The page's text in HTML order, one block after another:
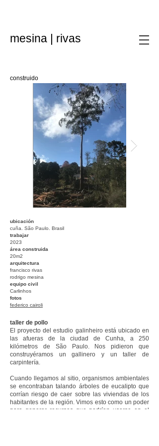
mesina | rivas
construido
ubicación
cuña. São Paulo. Brasil
trabajar
2023
área construida
20m2
arquitectura
francisco rivas
rodrigo mesina
equipo civil
Carlinhos
fotos
federico cairoli
taller de pollo
El proyecto del estudio galinheiro está ubicado en
las afueras de la ciudad de Cunha, a 250
kilómetros de São Paulo. Nos pidieron que
construyéramos un gallinero y un taller de
carpintería.
Cuando llegamos al sitio, organismos ambientales
se encontraban talando árboles de eucalipto que
corrían riesgo de caer sobre las viviendas de los
habitantes de la región. Vimos esto como un poder
para generar recursos que podrían usarse en el